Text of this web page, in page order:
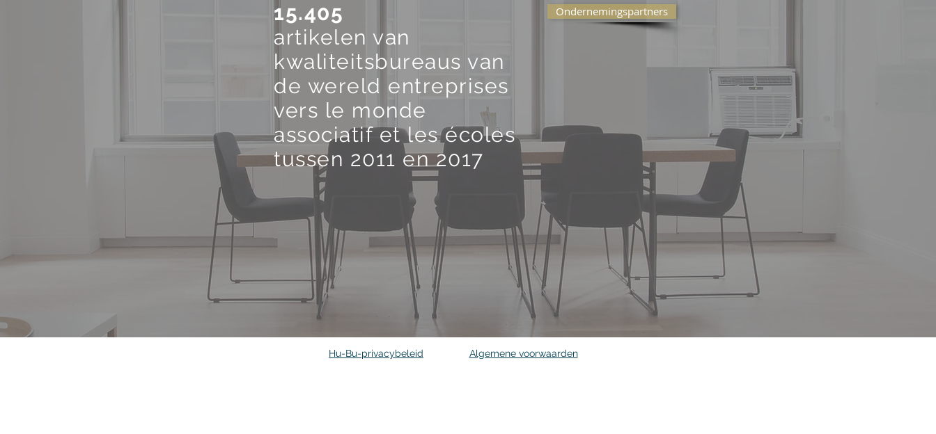
15.405
artikelen van
kwaliteitsbureaus van
de wereld entreprises
vers le monde
associatif et les écoles
tussen 2011 en 2017
Ondernemingspartners
Hu-Bu-privacybeleid Algemene voorwaarden